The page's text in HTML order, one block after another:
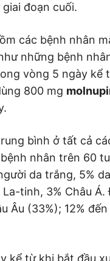
giai đoạn cuối.
các bệnh nhân
những bệnh
vòng 5 ngày kể
800 mg
bình ở tất cả
nhân trên 60
da trắng, 5%
tinh, 3% Châu
Âu (33%); 12%